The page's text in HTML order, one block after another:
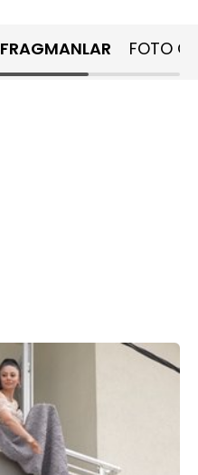
FRAGMANLAR FOTO